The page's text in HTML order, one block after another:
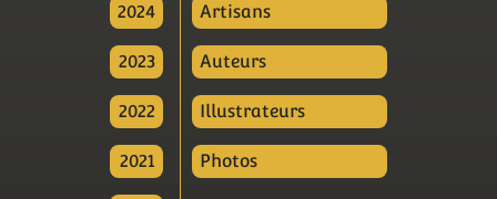
2024
2023
2022
2021
Artisans
Auteurs
Illustrateurs
Photos